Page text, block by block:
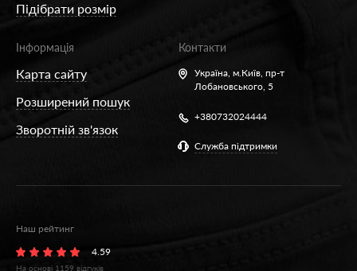
Підібрати розмір
Інформація
Карта сайту
Розширений пошук
Зворотній зв'язок
Контакти
Україна, м.Київ, пр-т
Лобановського, 5
+380732024444
Служба підтримки
Наш рейтинг
4.59
На основі 1159 відгуків